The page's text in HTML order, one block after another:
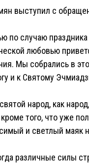
выступил с
по случаю
любовью
Мы собрались в
и к Святому
народ, как
кроме того, что уже
и светлый маяк
различные силы